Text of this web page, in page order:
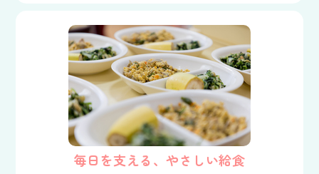
毎日を支える、やさしい給食